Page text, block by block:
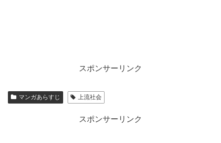
スポンサーリンク
マンガあらすじ 上流社会
スポンサーリンク